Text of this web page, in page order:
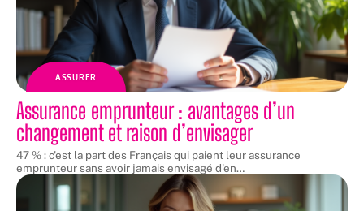
ASSURER
Assurance emprunteur : avantages d’un
changement et raison d’envisager
47 % : c'est la part des Français qui paient leur assurance
emprunteur sans avoir jamais envisagé d'en…